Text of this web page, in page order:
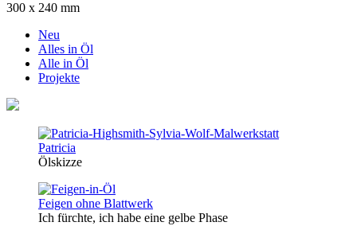
300 x 240 mm
Neu
Alles in Öl
Alle in Öl
Projekte
Patricia
Ölskizze
Feigen ohne Blattwerk
Ich fürchte, ich habe eine gelbe Phase